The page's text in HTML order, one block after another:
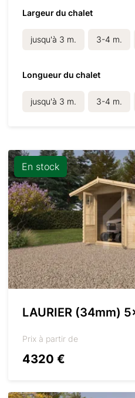
Largeur du chalet
jusqu'à 3 m. 3-4 m.
Longueur du chalet
jusqu'à 3 m. 3-4 m.
En stock
LAURIER (34mm)
Prix à partir de
4320 €